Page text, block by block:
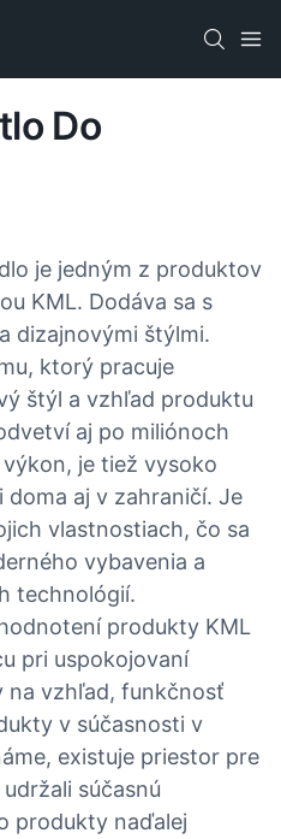
Do
je jedným z produktov
KML. Dodáva sa s
dizajnovými štýlmi.
ktorý pracuje
štýl a vzhľad produktu
aj po miliónoch
je tiež vysoko
aj v zahraničí. Je
vlastnostiach, čo sa
vybavenia a
technológií.
produkty KML
pri uspokojovaní
na vzhľad, funkčnosť
v súčasnosti v
existuje priestor pre
súčasnú
produkty naďalej